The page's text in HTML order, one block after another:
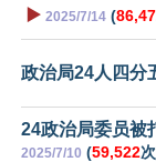
▶️ 2025/7/14 (
政治局24人四分
24政治局委员被
2025/7/10 (59,522